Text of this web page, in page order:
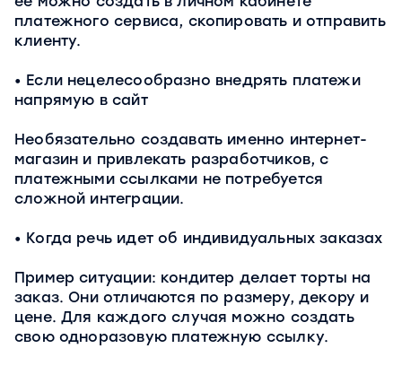
платежного сервиса, скопировать и отправить
клиенту.
Если нецелесообразно внедрять платежи
напрямую в сайт
Необязательно создавать именно интернет-
магазин и привлекать разработчиков, с
платежными ссылками не потребуется
сложной интеграции.
Когда речь идет об индивидуальных заказах
Пример ситуации: кондитер делает торты на
заказ. Они отличаются по размеру, декору и
цене. Для каждого случая можно создать
свою одноразовую платежную ссылку.